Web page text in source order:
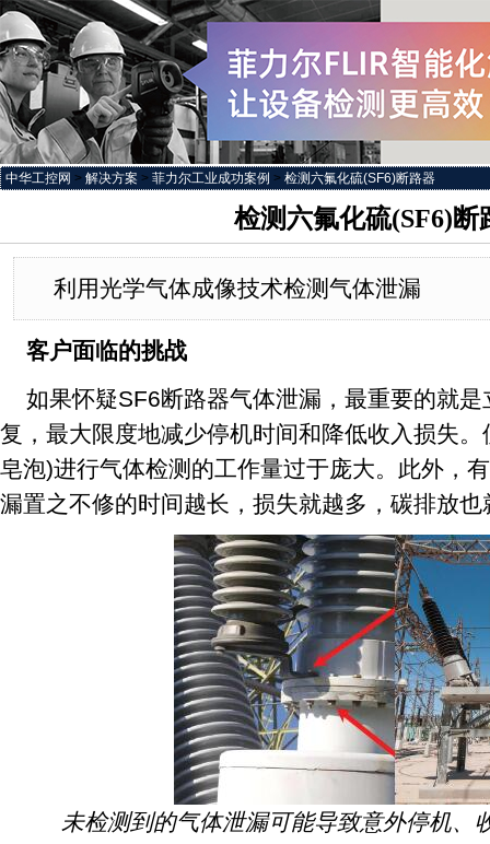
中华工控网 > 解决方案 > 菲力尔工业成功案例 > 检测六氟化硫(SF6)断路器
检测六氟化硫(SF6)断
利用光学气体成像技术检测气体泄漏
客户面临的挑战
如果怀疑SF6断路器气体泄漏，最重要的就
复，最大限度地减少停机时间和降低收入损失
皂泡)进行气体检测的工作量过于庞大。此外，
漏置之不修的时间越长，损失就越多，碳排放也
未检测到的气体泄漏可能导致意外停机、